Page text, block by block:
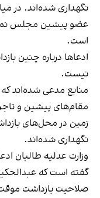
نگهداری شده‌اند. در
عضو پیشین مجلس
است.
ادعاها درباره چنین
نیست.
منابع مدعی شده‌اند که
مقام‌های پیشین و
زمین در محل‌های
نگهداری شده‌اند.
وزارت عدلیه طالبان
گفته است که
صلاحیت بازداشت موقت